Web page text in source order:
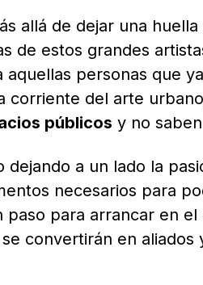
allá de dejar una
de estos grandes
aquellas personas que
corriente del arte
públicos y no
dejando a un lado la
necesarios para
paso para arrancar en
convertirán en aliados